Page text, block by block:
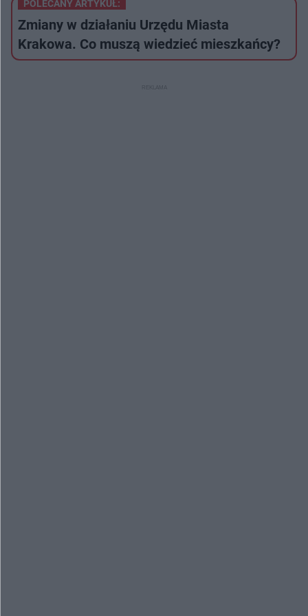
POLECANY ARTYKUŁ:
Zmiany w działaniu Urzędu Miasta
Krakowa. Co muszą wiedzieć mieszkańcy?